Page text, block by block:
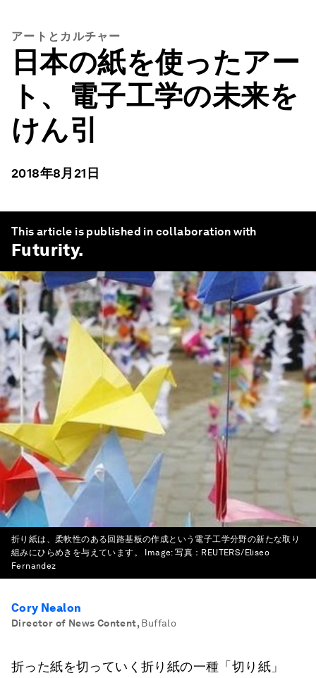
アートとカルチャー
日本の紙を使ったアー
ト、電子工学の未来を
けん引
2018年8月21日
This article is published in collaboration with
Futurity.
折り紙は、柔軟性のある回路基板の作成という電子工学分野の新たな取り
組みにひらめきを与えています。
Image:写真：REUTERS/Eliseo
Fernandez
Cory Nealon
Director of News Content, Buffalo
折った紙を切っていく折り紙の一種「切り紙」